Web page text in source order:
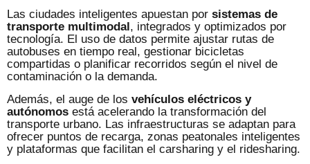
Las ciudades inteligentes apuestan por sistemas de
transporte multimodal , integrados y optimizados por
tecnología. El uso de datos permite ajustar rutas de
autobuses en tiempo real, gestionar bicicletas
compartidas o planificar recorridos según el nivel de
contaminación o la demanda.
Además, el auge de los vehículos eléctricos y
autónomos está acelerando la transformación del
transporte urbano. Las infraestructuras se adaptan para
ofrecer puntos de recarga, zonas peatonales inteligentes
y plataformas que facilitan el carsharing y el ridesharing.